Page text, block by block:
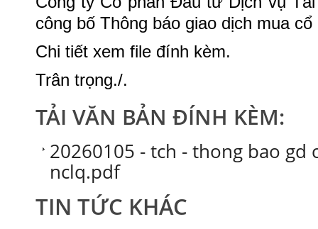
công bố Thông báo giao dịch mua
Chi tiết xem file đính kèm.
Trân trọng./.
TẢI VĂN BẢN ĐÍNH KÈM:
20260105 - tch - thong bao gd
nclq.pdf
TIN TỨC KHÁC